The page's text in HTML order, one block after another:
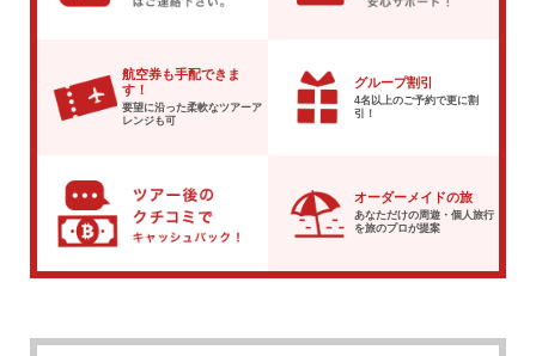
航空券も手配できま
す！
要望に沿った柔軟なツアーア
レンジも可
グループ割引
4名以上のご予約で更に割
引！
オーダーメイドの旅
あなただけの周遊・個人旅行
を旅のプロが提案